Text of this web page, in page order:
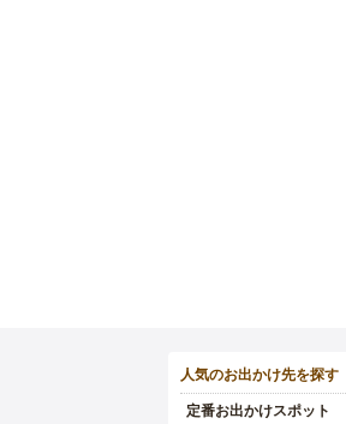
人気のお出かけ先を探す
定番お出かけスポット